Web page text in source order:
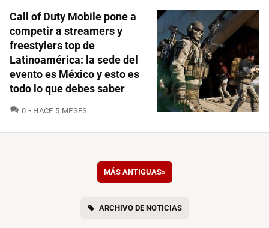
Call of Duty Mobile pone a
competir a streamers y
freestylers top de
Latinoamérica: la sede del
evento es México y esto es
todo lo que debes saber
0 COMENTARIOS
HACE 5 MESES
MÁS ANTIGUAS»
ARCHIVO DE NOTICIAS